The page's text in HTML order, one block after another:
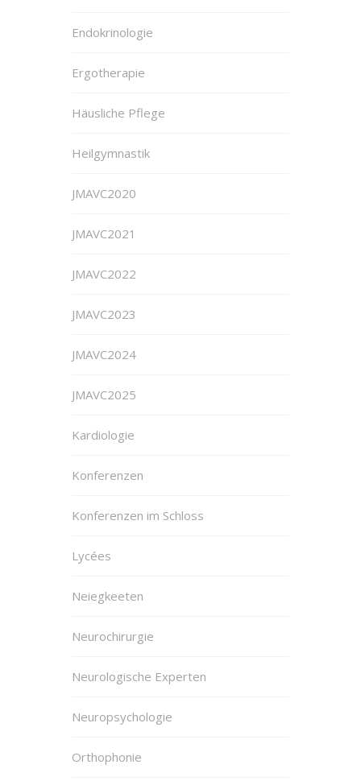
Endokrinologie
Ergotherapie
Häusliche Pflege
Heilgymnastik
JMAVC2020
JMAVC2021
JMAVC2022
JMAVC2023
JMAVC2024
JMAVC2025
Kardiologie
Konferenzen
Konferenzen im Schloss
Lycées
Neiegkeeten
Neurochirurgie
Neurologische Experten
Neuropsychologie
Orthophonie